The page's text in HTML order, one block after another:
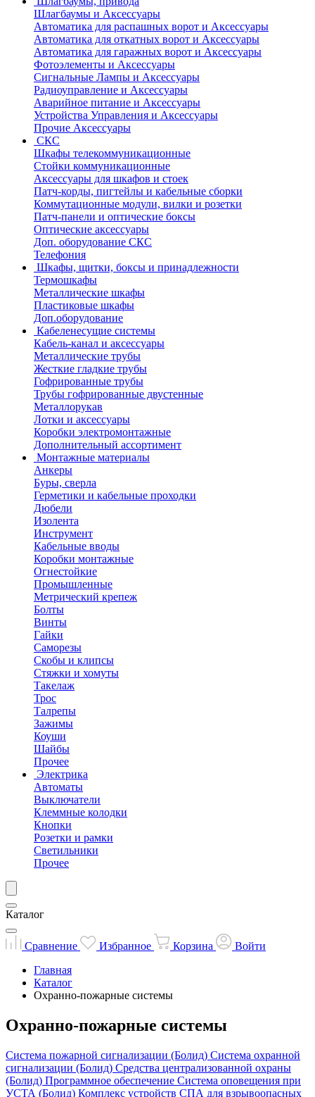
Шлагбаумы и Аксессуары
Автоматика для распашных ворот и Аксессуары
Автоматика для откатных ворот и Аксессуары
Автоматика для гаражных ворот и Аксессуары
Фотоэлементы и Аксессуары
Сигнальные Лампы и Аксессуары
Радиоуправление и Аксессуары
Аварийное питание и Аксессуары
Устройства Управления и Аксессуары
Прочие Аксессуары
СКС
Шкафы телекоммуникационные
Стойки коммуникационные
Аксессуары для шкафов и стоек
Патч-корды, пигтейлы и кабельные сборки
Коммутационные модули, вилки и розетки
Патч-панели и оптические боксы
Оптические аксессуары
Доп. оборудование СКС
Телефония
Шкафы, щитки, боксы и принадлежности
Термошкафы
Металлические шкафы
Пластиковые шкафы
Доп.оборудование
Кабеленесущие системы
Кабель-канал и аксессуары
Металлические трубы
Жесткие гладкие трубы
Гофрированные трубы
Трубы гофрированные двустенные
Металлорукав
Лотки и аксессуары
Коробки электромонтажные
Дополнительный ассортимент
Монтажные материалы
Анкеры
Буры, сверла
Герметики и кабельные проходки
Дюбели
Изолента
Инструмент
Кабельные вводы
Коробки монтажные
Огнестойкие
Промышленные
Метрический крепеж
Болты
Винты
Гайки
Саморезы
Скобы и клипсы
Стяжки и хомуты
Такелаж
Трос
Талрепы
Зажимы
Коуши
Шайбы
Прочее
Электрика
Автоматы
Выключатели
Клеммные колодки
Кнопки
Розетки и рамки
Светильники
Прочее
Каталог
Сравнение Избранное Корзина
Войти
Главная
Каталог
Охранно-пожарные системы
Охранно-пожарные системы
Система пожарной сигнализации (Болид) Система охранной
сигнализации (Болид) Средства централизованной охраны
(Болид) Программное обеспечение Система оповещения при
УСТА (Болид) Комплекс устройств СПА для взрывоопасных